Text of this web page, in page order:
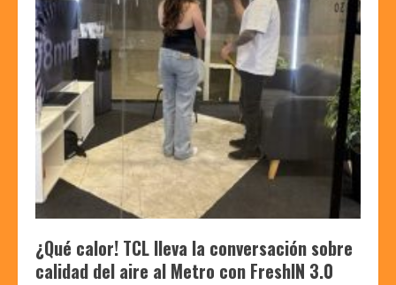
¿Qué calor! TCL lleva la conversación sobre
calidad del aire al Metro con FreshIN 3.0